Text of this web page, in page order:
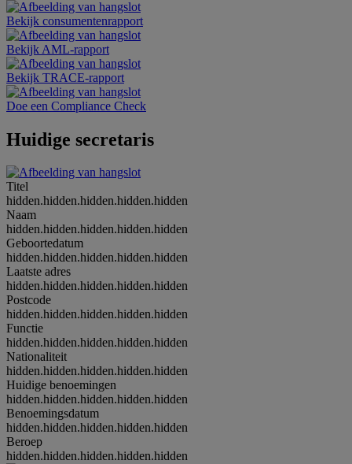
Bekijk consumentenrapport
Bekijk AML-rapport
Bekijk TRACE-rapport
Doe een Compliance Check
Huidige secretaris
Titel
hidden.hidden.hidden.hidden.hidden
Naam
hidden.hidden.hidden.hidden.hidden
Geboortedatum
hidden.hidden.hidden.hidden.hidden
Laatste adres
hidden.hidden.hidden.hidden.hidden
Postcode
hidden.hidden.hidden.hidden.hidden
Functie
hidden.hidden.hidden.hidden.hidden
Nationaliteit
hidden.hidden.hidden.hidden.hidden
Huidige benoemingen
hidden.hidden.hidden.hidden.hidden
Benoemingsdatum
hidden.hidden.hidden.hidden.hidden
Beroep
hidden.hidden.hidden.hidden.hidden